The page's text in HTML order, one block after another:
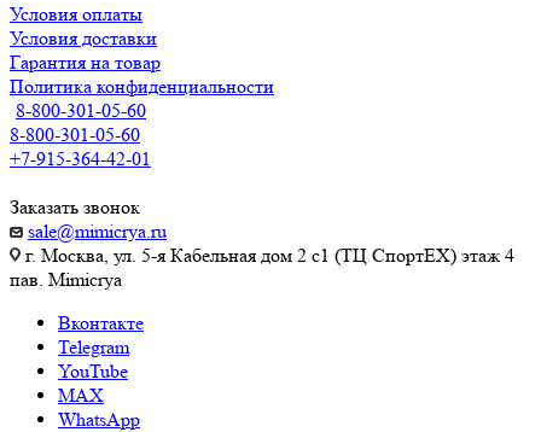
Условия оплаты
Условия доставки
Гарантия на товар
Политика конфиденциальности
8-800-301-05-60
8-800-301-05-60
+7-915-364-42-01
Заказать звонок
sale@mimicrya.ru
г. Москва, ул. 5-я Кабельная дом 2 с1 (ТЦ СпортEX) этаж 4
пав. Mimicrya
Вконтакте
Telegram
YouTube
MAX
WhatsApp